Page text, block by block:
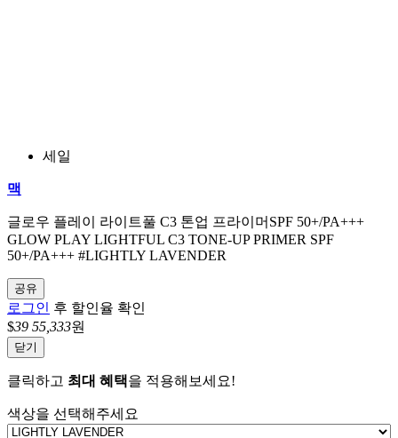
세일
맥
글로우 플레이 라이트풀 C3 톤업 프라이머SPF 50+/PA+++
GLOW PLAY LIGHTFUL C3 TONE-UP PRIMER SPF
50+/PA+++ #LIGHTLY LAVENDER
공유
로그인 후 할인율 확인
$39 55,333원
닫기
클릭하고 최대 혜택을 적용해보세요!
색상을 선택해주세요